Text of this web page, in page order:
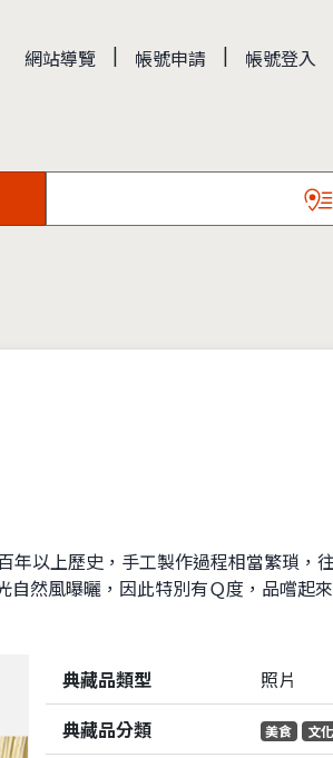
網站導覽 | 帳號申請 | 帳號登入
以上歷史，手工製作過程相當繁瑣，
然風曝曬，因此特別有Ｑ度，品嚐起
典藏品類型
照片
典藏品分類
美食 文化